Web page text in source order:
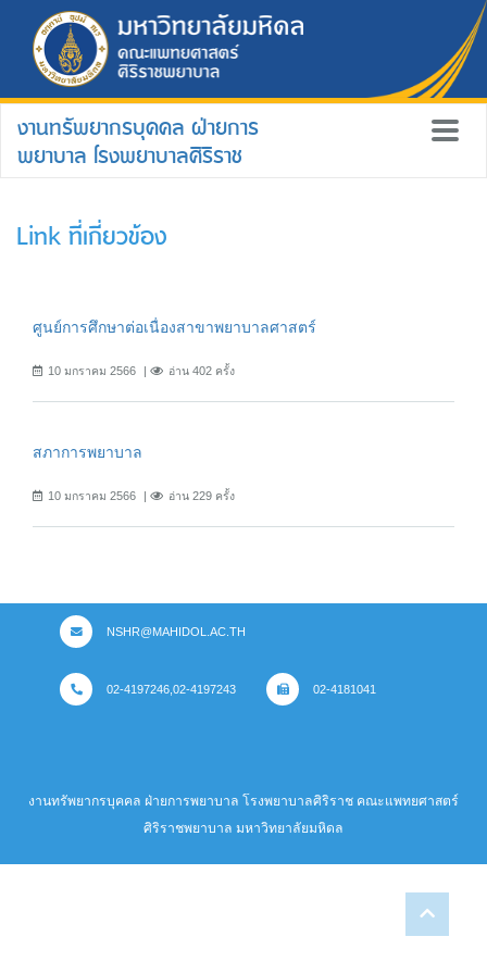
งานทรัพยากรบุคคล ฝ่ายการ
พยาบาล โรงพยาบาลศิริราช
Link ที่เกี่ยวข้อง
ศูนย์การศึกษาต่อเนื่องสาขาพยาบาลศาสตร์
10 มกราคม 2566 อ่าน 402 ครั้ง
สภาการพยาบาล
10 มกราคม 2566 อ่าน 229 ครั้ง
NSHR@MAHIDOL.AC.TH
02-4197246,02-4197243 02-4181041
งานทรัพยากรบุคคล ฝ่ายการพยาบาล โรงพยาบาลศิริราช คณะแพทยศาสตร์
ศิริราชพยาบาล มหาวิทยาลัยมหิดล